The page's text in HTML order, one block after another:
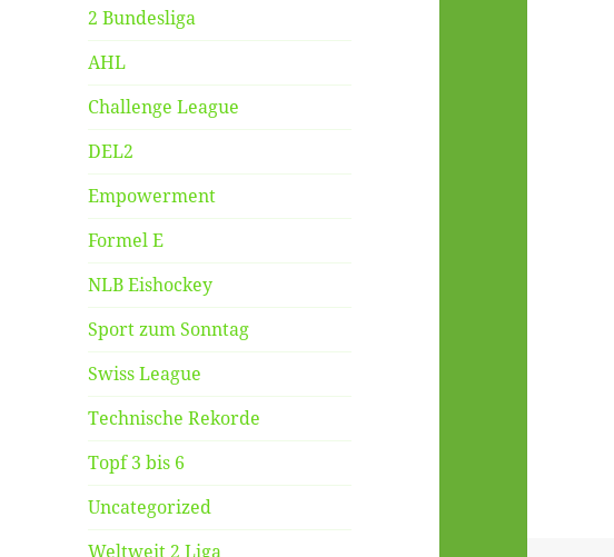
2 Bundesliga
AHL
Challenge League
DEL2
Empowerment
Formel E
NLB Eishockey
Sport zum Sonntag
Swiss League
Technische Rekorde
Topf 3 bis 6
Uncategorized
Weltweit 2 Liga